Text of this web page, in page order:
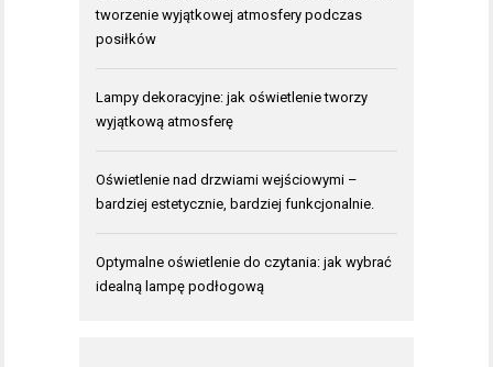
tworzenie wyjątkowej atmosfery podczas
posiłków
Lampy dekoracyjne: jak oświetlenie tworzy
wyjątkową atmosferę
Oświetlenie nad drzwiami wejściowymi –
bardziej estetycznie, bardziej funkcjonalnie.
Optymalne oświetlenie do czytania: jak wybrać
idealną lampę podłogową